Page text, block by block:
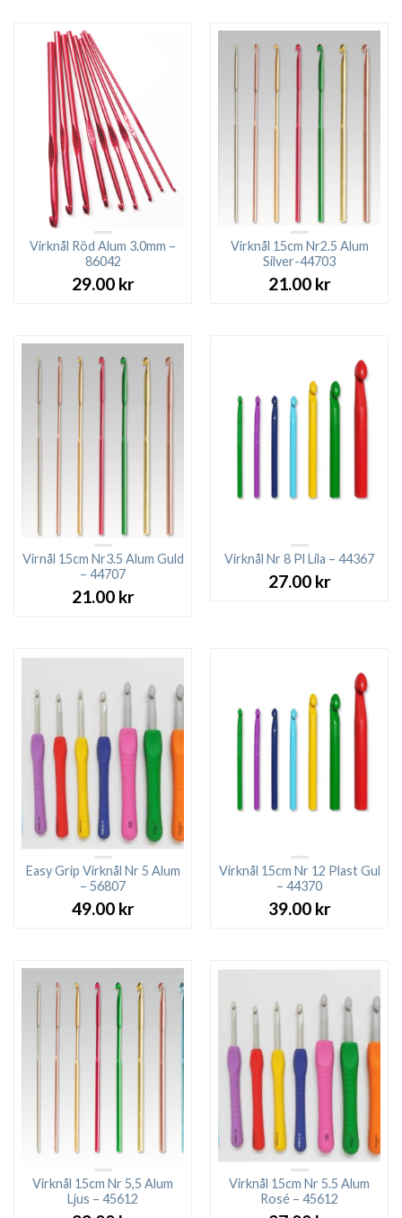
Virknål Röd Alum 3.0mm –
86042
29.00 kr
Virknål 15cm Nr2.5 Alum
Silver-44703
21.00 kr
Virnål 15cm Nr3.5 Alum Guld
– 44707
21.00 kr
Virknål Nr 8 Pl Lila – 44367
27.00 kr
Easy Grip Virknål Nr 5 Alum
– 56807
49.00 kr
Virknål 15cm Nr 12 Plast Gul
– 44370
39.00 kr
Virknål 15cm Nr 5,5 Alum
Ljus – 45612
Virknål 15cm Nr 5.5 Alum
Rosé – 45612